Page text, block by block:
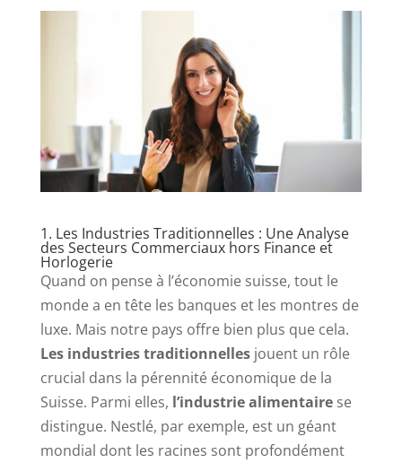
1. Les Industries Traditionnelles : Une Analyse
des Secteurs Commerciaux hors Finance et
Horlogerie
Quand on pense à l’économie suisse, tout le
monde a en tête les banques et les montres de
luxe. Mais notre pays offre bien plus que cela.
Les industries traditionnellesjouent un rôle
crucial dans la pérennité économique de la
Suisse. Parmi elles, l’industrie alimentairese
distingue. Nestlé, par exemple, est un géant
mondial dont les racines sont profondément